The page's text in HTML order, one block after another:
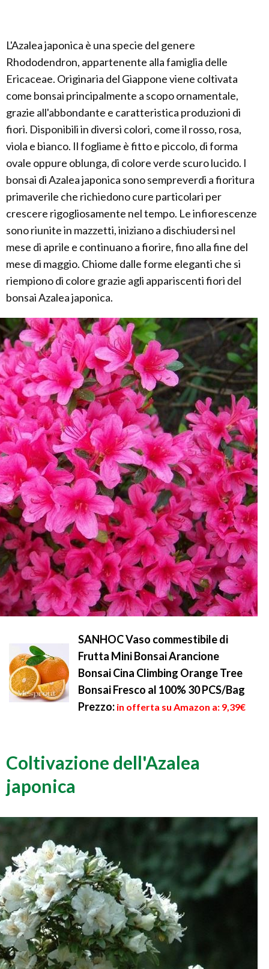
L'Azalea japonica è una specie del genere
Rhododendron, appartenente alla famiglia delle
Ericaceae. Originaria del Giappone viene coltivata
come bonsai principalmente a scopo ornamentale,
grazie all'abbondante e caratteristica produzioni di
fiori. Disponibili in diversi colori, come il rosso, rosa,
viola e bianco. Il fogliame è fitto e piccolo, di forma
ovale oppure oblunga, di colore verde scuro lucido. I
bonsai di Azalea japonica sono sempreverdi a fioritura
primaverile che richiedono cure particolari per
crescere rigogliosamente nel tempo. Le infiorescenze
sono riunite in mazzetti, iniziano a dischiudersi nel
mese di aprile e continuano a fiorire, fino alla fine del
mese di maggio. Chiome dalle forme eleganti che si
riempiono di colore grazie agli appariscenti fiori del
bonsai Azalea japonica.
SANHOC Vaso commestibile di
Frutta Mini Bonsai Arancione
Bonsai Cina Climbing Orange Tree
Bonsai Fresco al 100% 30 PCS/Bag
Prezzo: in offerta su Amazon a: 9,39€
Coltivazione dell'Azalea
japonica